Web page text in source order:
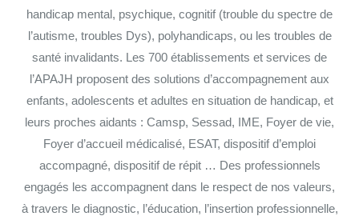
handicap mental, psychique, cognitif (trouble du spectre de
l’autisme, troubles Dys), polyhandicaps, ou les troubles de
santé invalidants. Les 700 établissements et services de
l’APAJH proposent des solutions d’accompagnement aux
enfants, adolescents et adultes en situation de handicap, et
leurs proches aidants : Camsp, Sessad, IME, Foyer de vie,
Foyer d’accueil médicalisé, ESAT, dispositif d’emploi
accompagné, dispositif de répit … Des professionnels
engagés les accompagnent dans le respect de nos valeurs,
à travers le diagnostic, l’éducation, l’insertion professionnelle,